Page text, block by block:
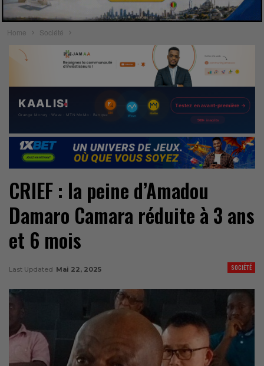
Home Société
CRIEF : la peine d’Amadou
Damaro Camara réduite à 3 ans
et 6 mois
SOCIÉTÉ
Last Updated Mai 22, 2025